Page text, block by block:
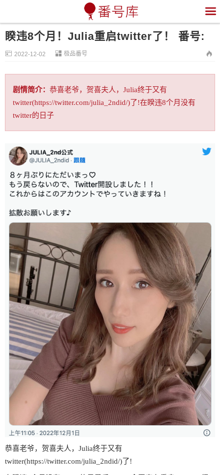

睽违8个月！Julia重启twitter了！ 番号:
 2022-12-02  极品番号 
剧情简介： 恭喜老爷，贺喜夫人，Julia终于又有
twitter(https://twitter.com/julia_2ndid/)了!在睽违8个月没有
twitter的日子
恭喜老爷，贺喜夫人，Julia终于又有
twitter(https://twitter.com/julia_2ndid/)了!